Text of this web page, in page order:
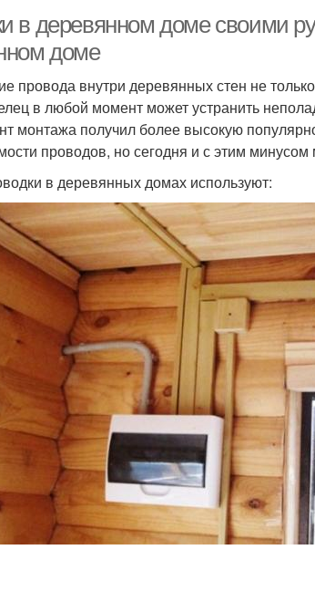
в деревянном доме своими
доме
провода внутри деревянных стен не
в любой момент может устранить
монтажа получил более высокую
проводов, но сегодня и с этим
в деревянных домах используют: